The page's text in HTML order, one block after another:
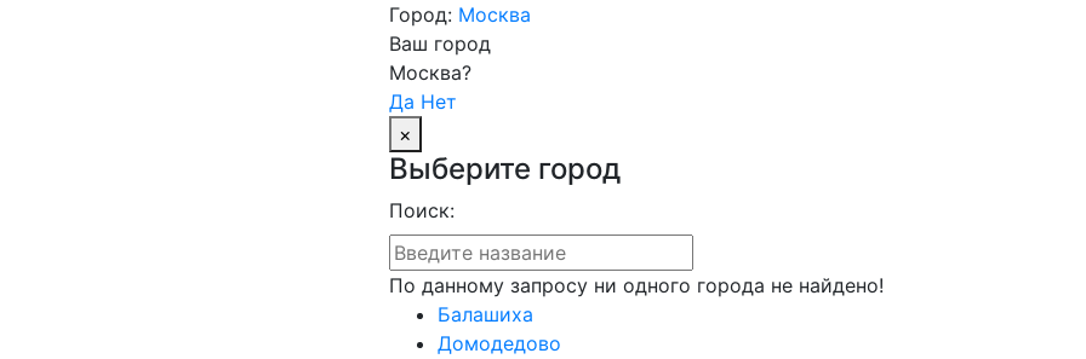
Город: Москва
Ваш город
Москва?
Да Нет
×
Выберите город
Поиск:
По данному запросу ни одного города не найдено!
Балашиха
Домодедово